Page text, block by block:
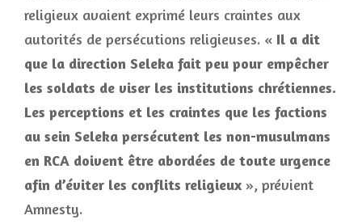
religieux avaient exprimé leurs craintes aux
autorités de persécutions religieuses. « Il a dit
que la direction Seleka fait peu pour empêcher
les soldats de viser les institutions chrétiennes.
Les perceptions et les craintes que les factions
au sein Seleka persécutent les non-musulmans
en RCA doivent être abordées de toute urgence
afin d’éviter les conflits religieux », prévient
Amnesty.